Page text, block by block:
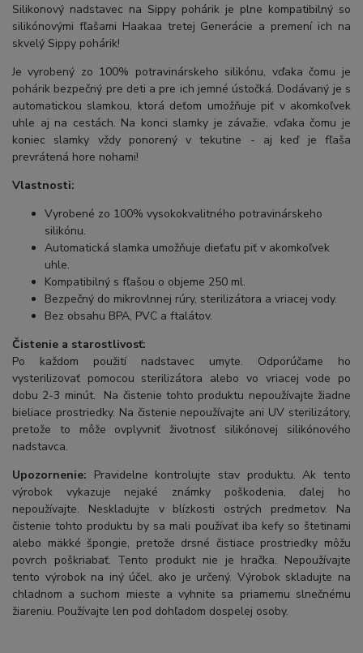
Silikonový nadstavec na Sippy pohárik je plne kompatibilný so
silikónovými fľašami Haakaa tretej Generácie a premení ich na
skvelý Sippy pohárik!
Je vyrobený zo 100% potravinárskeho silikónu, vďaka čomu je
pohárik bezpečný pre deti a pre ich jemné ústočká. Dodávaný je s
automatickou slamkou, ktorá deťom umožňuje piť v akomkoľvek
uhle aj na cestách. Na konci slamky je závažie, vďaka čomu je
koniec slamky vždy ponorený v tekutine - aj keď je fľaša
prevrátená hore nohami!
Vlastnosti:
Vyrobené zo 100% vysokokvalitného potravinárskeho
silikónu.
Automatická slamka umožňuje dieťaťu piť v akomkoľvek
uhle.
Kompatibilný s fľašou o objeme 250 ml.
Bezpečný do mikrovlnnej rúry, sterilizátora a vriacej vody.
Bez obsahu BPA, PVC a ftalátov.
Čistenie a starostlivosť:
Po každom použití nadstavec umyte. Odporúčame ho
vysterilizovať pomocou sterilizátora alebo vo vriacej vode po
dobu 2-3 minút. Na čistenie tohto produktu nepoužívajte žiadne
bieliace prostriedky. Na čistenie nepoužívajte ani UV sterilizátory,
pretože to môže ovplyvniť životnosť silikónovej silikónového
nadstavca.
Upozornenie: Pravidelne kontrolujte stav produktu. Ak tento
výrobok vykazuje nejaké známky poškodenia, ďalej ho
nepoužívajte. Neskladujte v blízkosti ostrých predmetov. Na
čistenie tohto produktu by sa mali používať iba kefy so štetinami
alebo mäkké špongie, pretože drsné čistiace prostriedky môžu
povrch poškriabať. Tento produkt nie je hračka. Nepoužívajte
tento výrobok na iný účel, ako je určený. Výrobok skladujte na
chladnom a suchom mieste a vyhnite sa priamemu slnečnému
žiareniu. Používajte len pod dohľadom dospelej osoby.